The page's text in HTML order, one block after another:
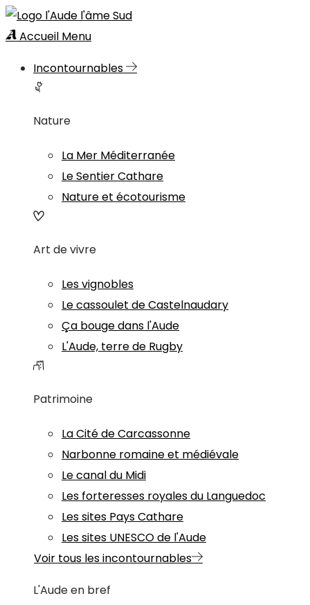
Accueil Menu
Incontournables
Nature
La Mer Méditerranée
Le Sentier Cathare
Nature et écotourisme
Art de vivre
Les vignobles
Le cassoulet de Castelnaudary
Ça bouge dans l'Aude
L'Aude, terre de Rugby
Patrimoine
La Cité de Carcassonne
Narbonne romaine et médiévale
Le canal du Midi
Les forteresses royales du Languedoc
Les sites Pays Cathare
Les sites UNESCO de l'Aude
Voir tous les incontournables
L'Aude en bref